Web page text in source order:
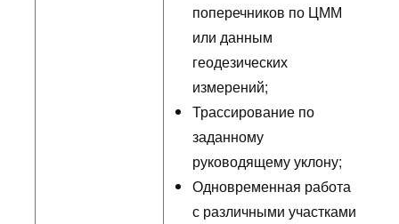
поперечников по ЦММ
или данным
геодезических
измерений;
Трассирование по
заданному
руководящему уклону;
Одновременная работа
с различными участками